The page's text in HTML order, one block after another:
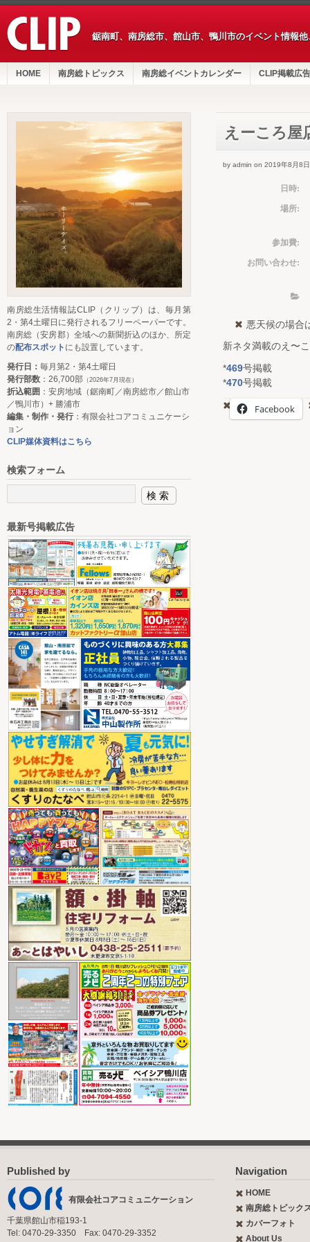
鋸南町、南房総市、館山市、鴨川市のイベント情報
HOME 南房総トピックス 南房総イベントカレンダー CLIP掲載広告
えーころ屋
by admin on 2019年8月8日
日時:
場所:
参加費:
お問い合わせ:
悪天候の場合
新ネタ満載のえ〜
*469号掲載
*470号掲載
Facebook
南房総生活情報誌CLIP（クリップ）は、毎月第
2・第4土曜日に発行されるフリーペーパーです。
南房総（安房郡）全域への新聞折込のほか、所定
の配布スポット にも設置しています。
発行日： 毎月第2・第4土曜日
発行部数 ：26,700部 （2026年7月現在）
折込範囲 ：安房地域（鋸南町／南房総市／館山市
／鴨川市）+ 勝浦市
編集・制作・発行：有限会社コアコミュニケーシ
ョン
CLIP媒体資料はこちら
検索フォーム
最新号掲載広告
Published by
有限会社コアコミュニケーション
千葉県館山市稲193-1
Tel: 0470-29-3350 Fax: 0470-29-3352
Navigation
HOME
南房総トピック
カバーフォト
About Us